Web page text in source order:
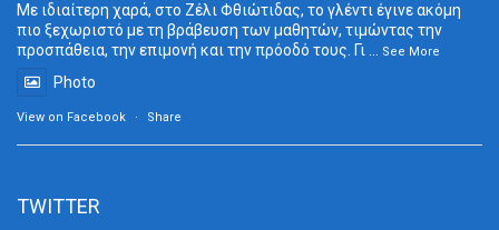
Με ιδιαίτερη χαρά, στο Ζέλι Φθιώτιδας, το γλέντι έγινε ακόμη
πιο ξεχωριστό με τη βράβευση των μαθητών, τιμώντας την
προσπάθεια, την επιμονή και την πρόοδό τους. Γι... See More
Photo
View on Facebook · Share
TWITTER